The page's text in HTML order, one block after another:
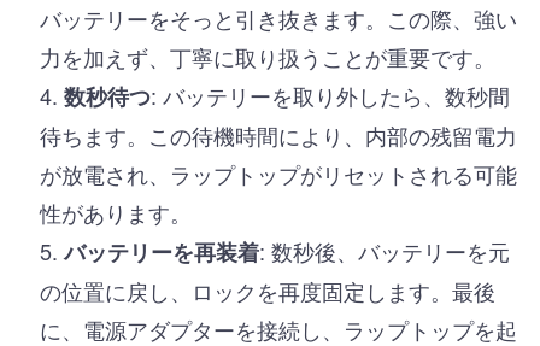
バッテリーをそっと引き抜きます。この際、強い
力を加えず、丁寧に取り扱うことが重要です。
数秒待つ: バッテリーを取り外したら、数秒間
待ちます。この待機時間により、内部の残留電力
が放電され、ラップトップがリセットされる可能
性があります。
バッテリーを再装着: 数秒後、バッテリーを元
の位置に戻し、ロックを再度固定します。最後
に、電源アダプターを接続し、ラップトップを起